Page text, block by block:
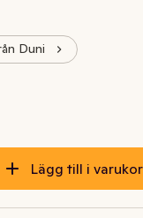
Duni
34,95 kr
/st
Lägg till i